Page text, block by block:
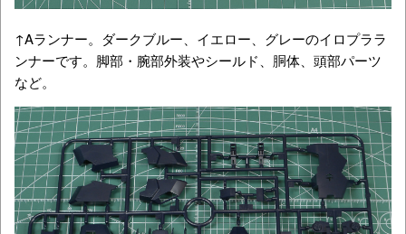
↑Aランナー。ダークブルー、イエロー、グレーのイロプララ
ンナーです。脚部・腕部外装やシールド、胴体、頭部パーツ
など。